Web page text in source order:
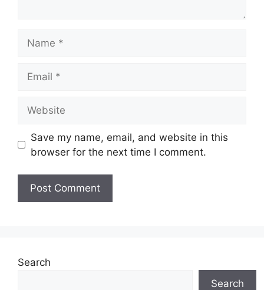
Save my name, email, and website in this
browser for the next time I comment.
Search
Search